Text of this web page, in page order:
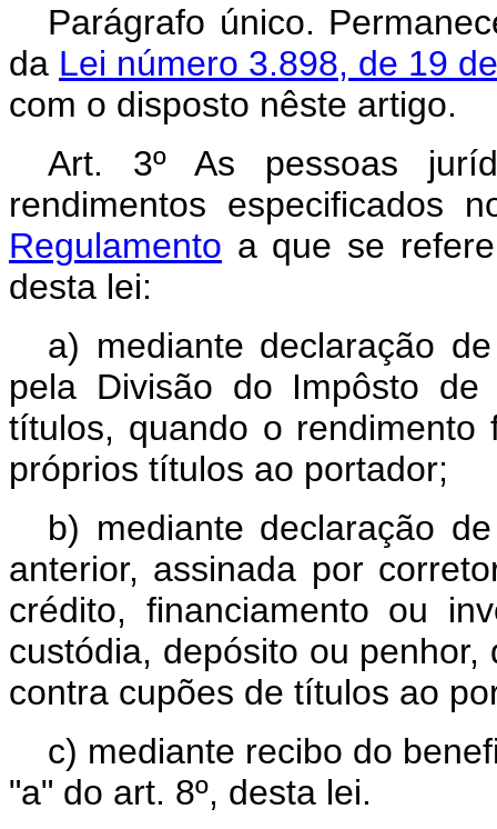
Parágrafo único.
da Lei número 3.898, de 19
com o disposto nêste artigo.
Art. 3º As pessoas
rendimentos especificados
Regulamento a que se
desta lei:
a) mediante declaração
pela Divisão do Impôsto
títulos, quando o
próprios títulos ao portador;
b) mediante declaração
anterior, assinada por
crédito, financiamento ou
custódia, depósito ou
contra cupões de títulos ao
c) mediante recibo do
"a" do art. 8º, desta lei.